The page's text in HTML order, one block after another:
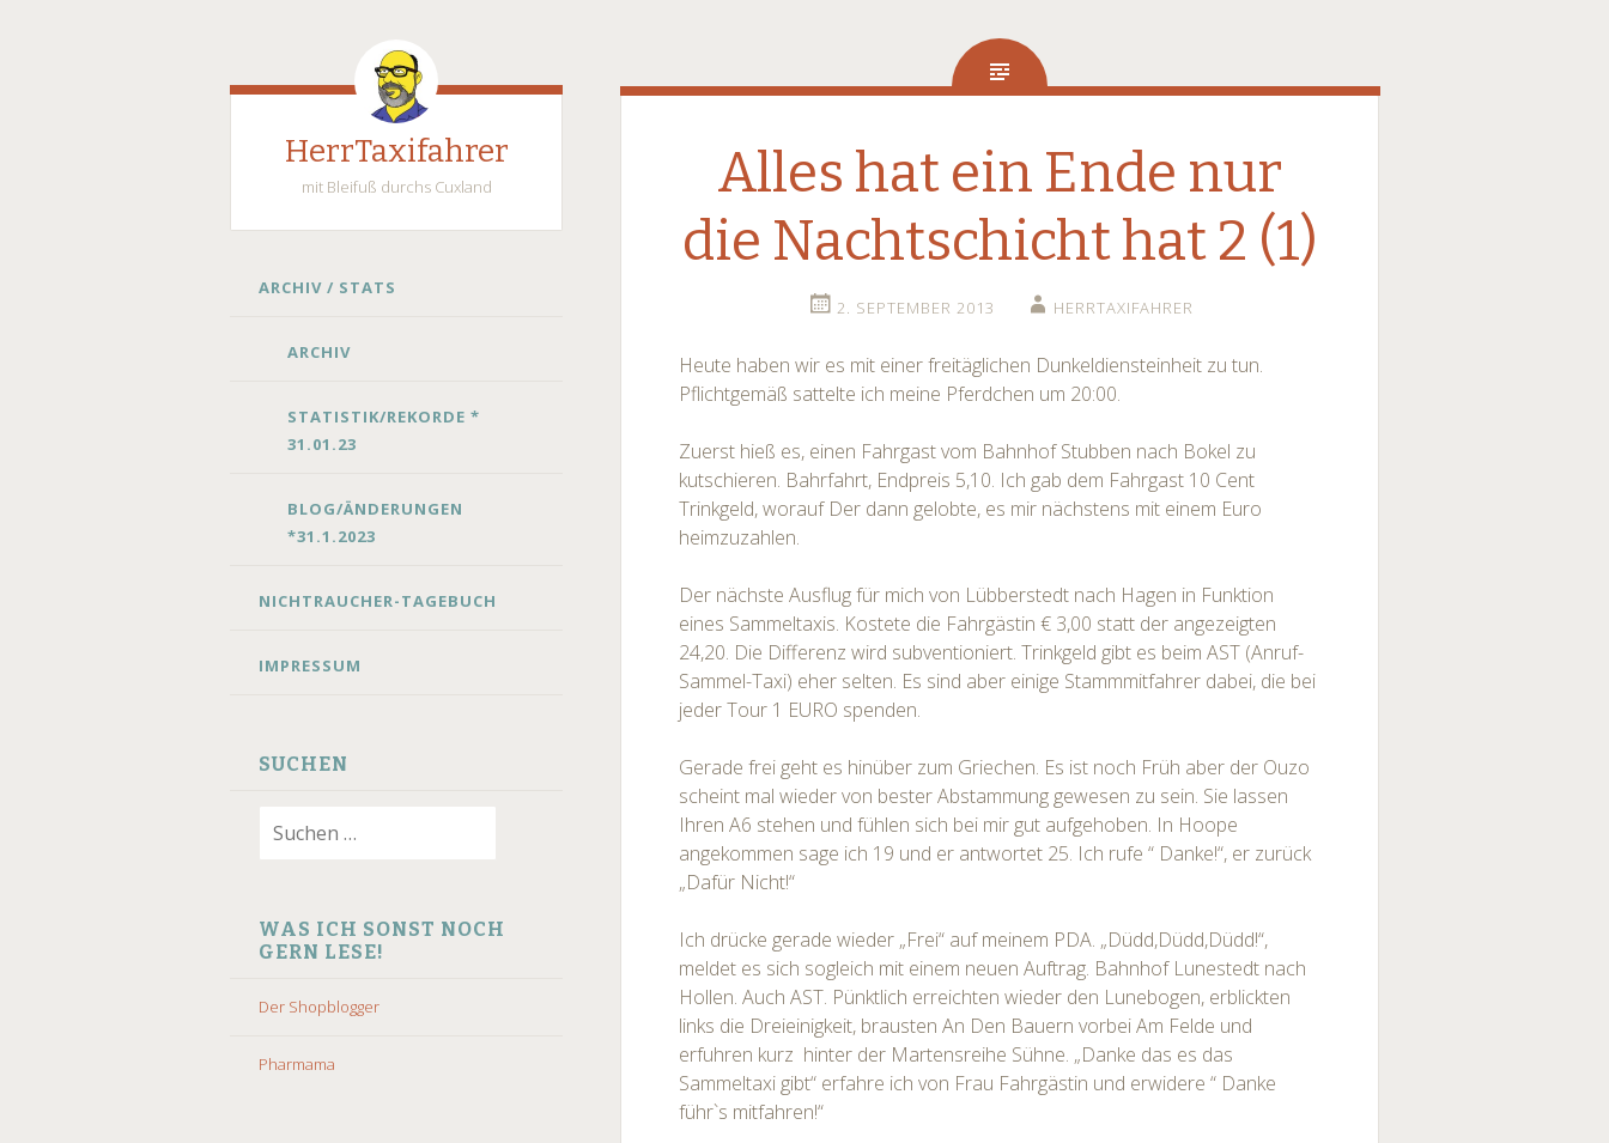
HerrTaxifahrer
mit Bleifuß durchs Cuxland
SKIP
ARCHIV / STATS
ARCHIV
STATISTIK/REKORDE *
31.01.23
BLOG/ÄNDERUNGEN
*31.1.2023
NICHTRAUCHER-TAGEBUCH
IMPRESSUM
SUCHEN
WAS ICH SONST NOCH
GERN LESE!
Der Shopblogger
Pharmama
Alles hat ein Ende nur
die Nachtschicht hat 2 (1)
2. SEPTEMBER 2013 HERRTAXIFAHRER
Heute haben wir es mit einer freitäglichen Dunkeldiensteinheit zu tun.
Pflichtgemäß sattelte ich meine Pferdchen um 20:00.
Zuerst hieß es, einen Fahrgast vom Bahnhof Stubben nach Bokel zu
kutschieren. Bahrfahrt, Endpreis 5,10. Ich gab dem Fahrgast 10 Cent
Trinkgeld, worauf Der dann gelobte, es mir nächstens mit einem Euro
heimzuzahlen.
Der nächste Ausflug für mich von Lübberstedt nach Hagen in Funktion
eines Sammeltaxis. Kostete die Fahrgästin € 3,00 statt der angezeigten
24,20. Die Differenz wird subventioniert. Trinkgeld gibt es beim AST (Anruf-
Sammel-Taxi) eher selten. Es sind aber einige Stammmitfahrer dabei, die bei
jeder Tour 1 EURO spenden.
Gerade frei geht es hinüber zum Griechen. Es ist noch Früh aber der Ouzo
scheint mal wieder von bester Abstammung gewesen zu sein. Sie lassen
Ihren A6 stehen und fühlen sich bei mir gut aufgehoben. In Hoope
angekommen sage ich 19 und er antwortet 25. Ich rufe “ Danke!“, er zurück
„Dafür Nicht!“
Ich drücke gerade wieder „Frei“ auf meinem PDA. „Düdd,Düdd,Düdd!“,
meldet es sich sogleich mit einem neuen Auftrag. Bahnhof Lunestedt nach
Hollen. Auch AST. Pünktlich erreichten wieder den Lunebogen, erblickten
links die Dreieinigkeit, brausten An Den Bauern vorbei Am Felde und
erfuhren kurz hinter der Martensreihe Sühne. „Danke das es das
Sammeltaxi gibt“ erfahre ich von Frau Fahrgästin und erwidere “ Danke
führ`s mitfahren!“